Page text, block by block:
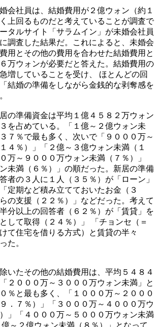
会社員は、結婚費用が２億ウォン（約１
上回るものだと考えていることが調査で
タルサイト「サラムイン」が未婚会社員
調査した結果だ。これによると、未婚会
用とその他の費用を合わせた結婚費用と
万ウォンが必要だと答えた。結婚費用の
増していることを受け、 ほとんどの回
結婚の準備をしながら金銭的な剥奪感を
の準備資金は平均１億４５８２万ウォン
を占めている。「１億～２億ウォン未
７％で最も多く、次いで「９０００万～
４％）」「２億～３億ウォン未満（１
万～９０００万ウォン未満（７％）」
未満（６％）」の順だった。新居の準備
者の３人に１人（３５％）が「ローン」
定期など積み立てておいたお金（３
の支援（２２％）」などだった。考えて
分以上の回答者（６２％）が「賃貸」を
して取得（２４％）」 「チョンセ（＝
て住宅を借りる方式）と賃貸の半々
た。
いたその他の結婚費用は、平均５４８４
２０００万～３０００万ウォン未満」と
％と最も多く、「１０００万～２０００
．７％）」「３０００万～４０００万ウ
」「４０００万～５０００万ウォン未満
億～２億ウォン未満（８％）」となって